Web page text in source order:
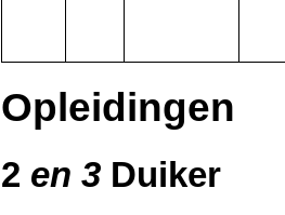
Opleidingen
2 en 3 Duiker